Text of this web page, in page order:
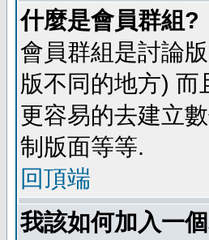
什麼是會員群組?
會員群組是討論
版不同的地方)
更容易的去建立
制版面等等.
回頂端
我該如何加入一